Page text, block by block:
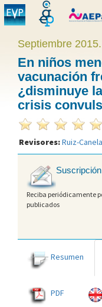
Septiembre
En niños
vacunación
¿disminuye
crisis
Revisores:Ruiz-
Reciba periódicamente
publicados
Resumen
PDF